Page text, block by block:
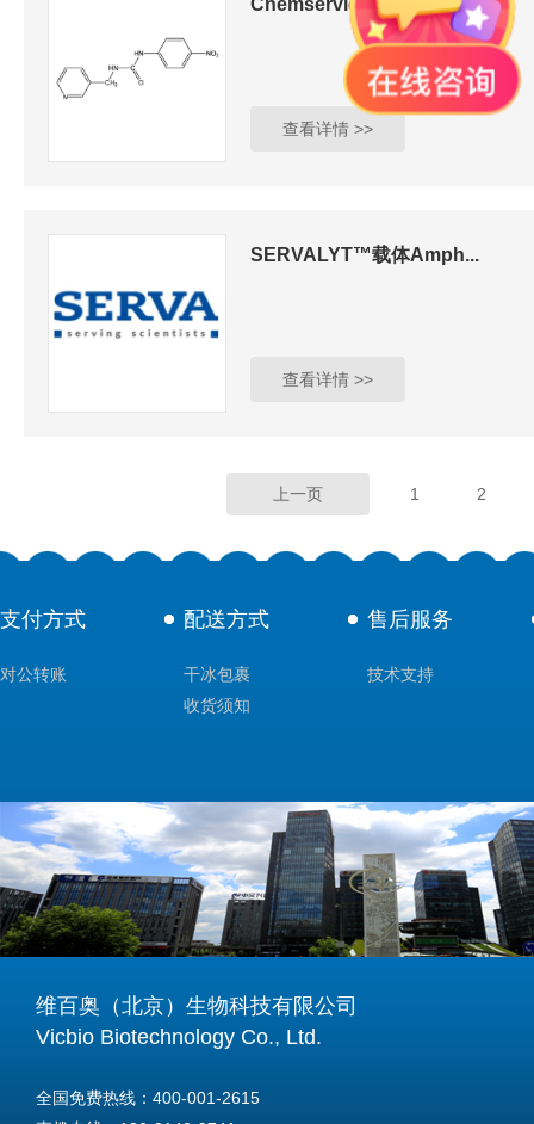
Chemservice热销现货...
查看详情 >>
SERVALYT™载体Amph...
查看详情 >>
上一页 1 2
支付方式
对公转账
配送方式
干冰包裹
收货须知
售后服务
技术支持
维百奥（北京）生物科技有限公司
Vicbio Biotechnology Co., Ltd.
全国免费热线：400-001-2615